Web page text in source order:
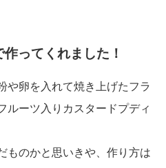
ってくれました！
や卵を入れて焼き上げたフラ
ルーツ入りカスタードプディ
ものかと思いきや、作り方は